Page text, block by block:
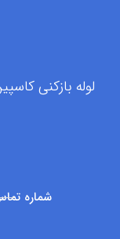
شماره تماس : ۰۹۱۲۷۶۰۹۵۰۰